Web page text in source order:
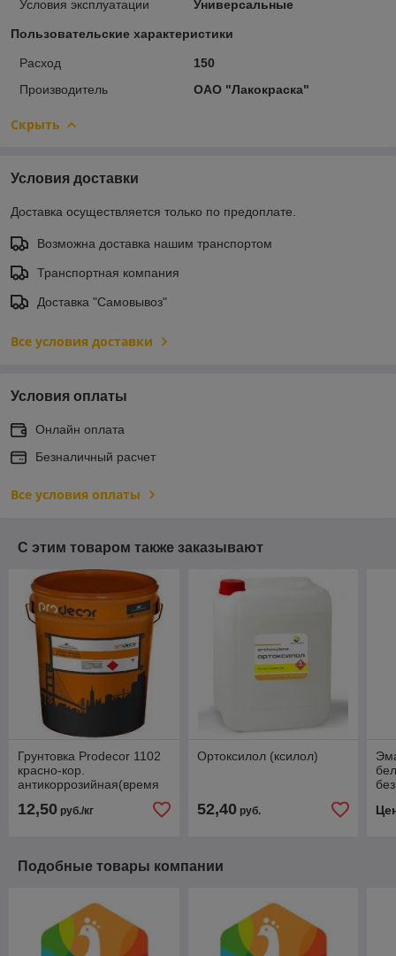
Условия эксплуатации Универсальные
Пользовательские характеристики
Расход
150
Производитель
ОАО "Лакокраска"
Скрыть
Условия доставки
Доставка осуществляется только по предоплате.
Возможна доставка нашим транспортом
Транспортная компания
Доставка "Самовывоз"
Все условия доставки
Условия оплаты
Онлайн оплата
Безналичный расчет
Все условия оплаты
С этим товаром также заказывают
Грунтовка Prodecor 1102
красно-кор.
антикоррозийная(время
Цена указана без НДС
12,50 руб./кг
Ортоксилол (ксилол)
52,40руб.
Подобные товары компании